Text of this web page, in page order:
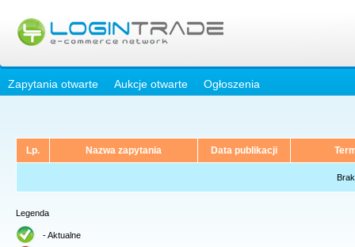
Zapytania otwarte Aukcje otwarte Ogłoszenia
Lp. Nazwa zapytania Data publikacji
Legenda
- Aktualne